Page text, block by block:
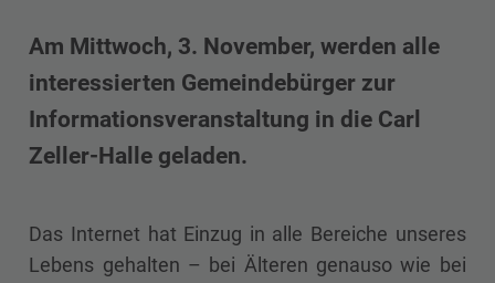
Am Mittwoch, 3. November, werden alle
interessierten Gemeindebürger zur
Informationsveranstaltung in die Carl
Zeller-Halle geladen.
Das Internet hat Einzug in alle Bereiche unseres
Lebens gehalten – bei Älteren genauso wie bei